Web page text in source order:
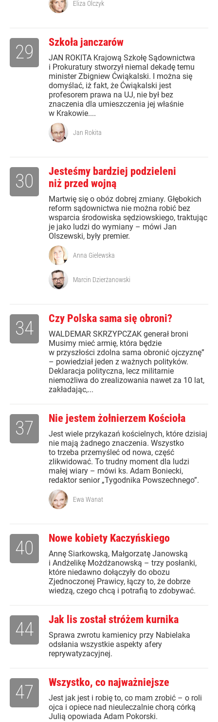
Eliza Olczyk
Szkoła janczarów
JAN ROKITA Krajową Szkołę Sądownictwa
i Prokuratury stworzył niemal dekadę temu
minister Zbigniew Ćwiąkalski. I można się
domyślać, iż fakt, że Ćwiąkalski jest
profesorem prawa na UJ, nie był bez
znaczenia dla umieszczenia jej właśnie
w Krakowie....
29
Jan Rokita
Jesteśmy bardziej podzieleni
niż przed wojną
Martwię się o obóz dobrej zmiany. Głębokich
reform sądownictwa nie można robić bez
wsparcia środowiska sędziowskiego, traktując
je jako ludzi do wymiany – mówi Jan
Olszewski, były premier.
30
Anna Gielewska
Marcin Dzierżanowski
Czy Polska sama się obroni?
WALDEMAR SKRZYPCZAK generał broni
Musimy mieć armię, która będzie
w przyszłości zdolna sama obronić ojczyznę”
– powiedział jeden z ważnych polityków.
Deklaracja polityczna, lecz militarnie
niemożliwa do zrealizowania nawet za 10 lat,
zakładając,...
34
Nie jestem żołnierzem Kościoła
Jest wiele przykazań kościelnych, które dzisiaj
nie mają żadnego znaczenia. Wszystko
to trzeba przemyśleć od nowa, część
zlikwidować. To trudny moment dla ludzi
małej wiary – mówi ks. Adam Boniecki,
redaktor senior „Tygodnika Powszechnego”.
37
Ewa Wanat
Nowe kobiety Kaczyńskiego
Annę Siarkowską, Małgorzatę Janowską
i Andżelikę Możdżanowską – trzy posłanki,
które niedawno dołączyły do obozu
Zjednoczonej Prawicy, łączy to, że dobrze
wiedzą, czego chcą i potrafią to zdobywać.
40
Jak lis został stróżem kurnika
Sprawa zwrotu kamienicy przy Nabielaka
odsłania wszystkie aspekty afery
reprywatyzacyjnej.
44
Wszystko, co najważniejsze
Jest jak jest i robię to, co mam zrobić – o roli
ojca i opiece nad nieuleczalnie chorą córką
Julią opowiada Adam Pokorski.
47